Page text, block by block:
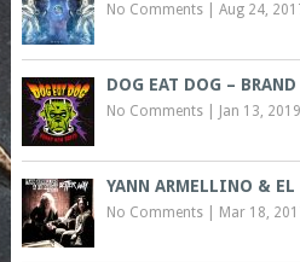
No Comments| Aug 24,
DOG EAT DOG – BRAND
No Comments| Jan 13, 2019
YANN ARMELLINO & EL
No Comments| Mar 18,